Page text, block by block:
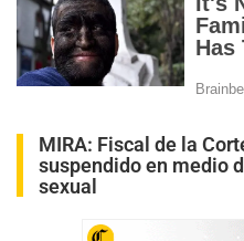
MIRA: Fiscal de la
suspendido en medio
sexual